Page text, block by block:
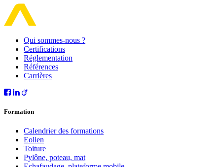
Qui sommes-nous ?
Certifications
Réglementation
Références
Carrières
Formation
Calendrier des formations
Eolien
Toiture
Pylône, poteau, mat